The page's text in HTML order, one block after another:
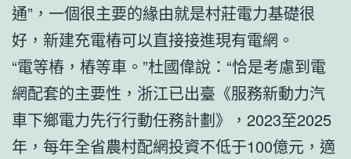
通”，一個很主要的緣由就是村莊電力基礎很
好，新建充電樁可以直接接進現有電網。
“電等樁，樁等車。”杜國偉說：“恰是考慮到電
網配套的主要性，浙江已出臺《服務新動力汽
車下鄉電力先行行動任務計劃》，2023至2025
年，每年全省農村配網投資不低于100億元，適